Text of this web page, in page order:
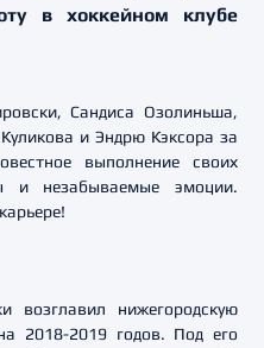
в хоккейном клубе
Сандиса Озолиньша,
и Эндрю Кэксора за
выполнение своих
и незабываемые эмоции.
возглавил нижегородскую
2018-2019 годов. Под его